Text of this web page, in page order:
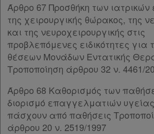
Άρθρο 67 Προσθήκη των ιατρικών
της χειρουργικής θώρακος, της
και της νευροχειρουργικής στις
προβλεπόμενες ειδικότητες για
θέσεων Μονάδων Εντατικής
Τροποποίηση άρθρου 32 ν. 4461/
Άρθρο 68 Καθορισμός των
διορισμό επαγγελματιών
πάσχουν από παθήσεις
άρθρου 20 ν. 2519/1997